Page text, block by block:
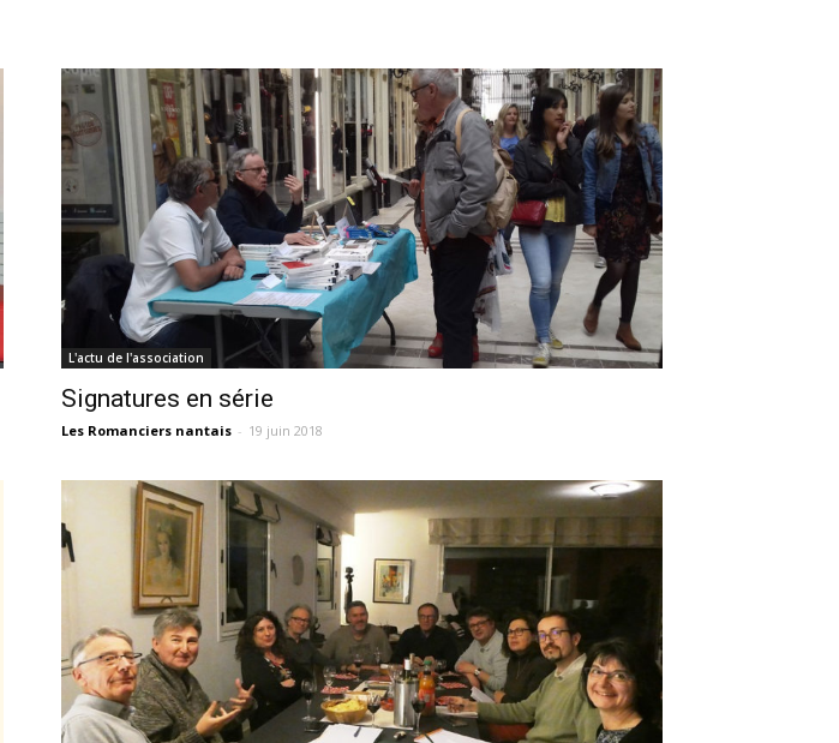
L'actu de l'association
Signatures en série
Les Romanciers nantais - 19 juin 2018